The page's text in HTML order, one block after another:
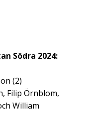
Södra 2024:
(2)
Filip Örnblom,
William